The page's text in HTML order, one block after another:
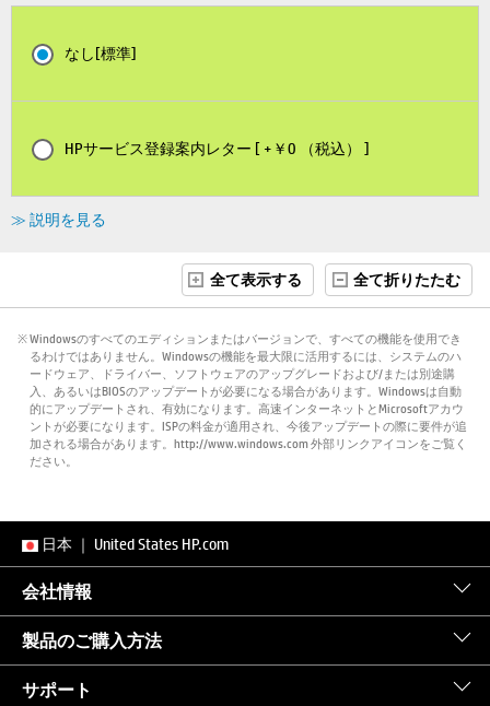
なし[標準]
HPサービス登録案内レター [ +￥0 （税込） ]
≫ 説明を見る
全て表示する 全て折りたたむ
※ Windowsのすべてのエディションまたはバージョンで、すべての機能を使用でき
るわけではありません。Windowsの機能を最大限に活用するには、システムのハ
ードウェア、ドライバー、ソフトウェアのアップグレードおよび/または別途購
入、あるいはBIOSのアップデートが必要になる場合があります。Windowsは自動
的にアップデートされ、有効になります。高速インターネットとMicrosoftアカウ
ントが必要になります。ISPの料金が適用され、今後アップデートの際に要件が追
加される場合があります。http://www.windows.com 外部リンクアイコンをご覧く
ださい。
日本 ｜ United States HP.com
会社情報
製品のご購入方法
サポート